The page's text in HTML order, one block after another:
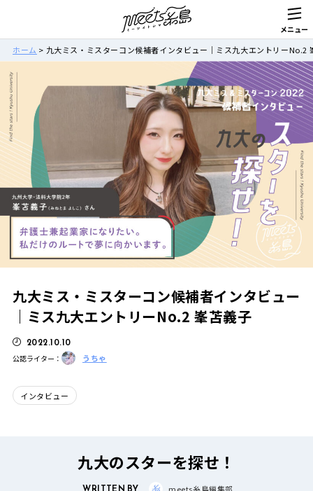
ホーム > 九大ミス・ミスターコン候補者インタビュー｜ミス九大エントリーNo.2
九大ミス・ミスターコン候補者インタビュー
｜ミス九大エントリーNo.2 峯苫義子
2022.10.10
公認ライター： うちゃ
インタビュー
九大のスターを探せ！
meets糸島編集部